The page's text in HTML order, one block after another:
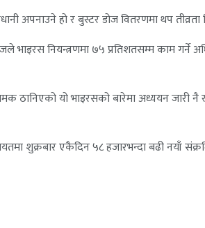
हो र बुस्टर डोज वितरणमा थप तीव्रता
भाइरस नियन्त्रणमा ७५ प्रतिशतसम्म काम
यो भाइरसको बारेमा अध्ययन जारी
शुक्रबार एकैदिन ५८ हजारभन्दा बढी नयाँ